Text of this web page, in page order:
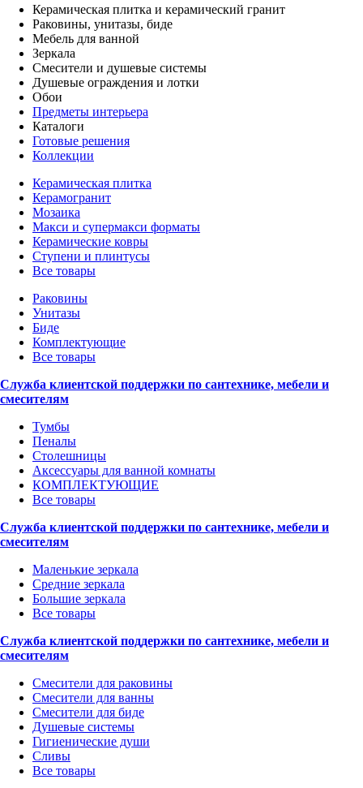
Керамическая плитка и керамический гранит
Раковины, унитазы, биде
Мебель для ванной
Зеркала
Смесители и душевые системы
Душевые ограждения и лотки
Обои
Предметы интерьера
Каталоги
Готовые решения
Коллекции
Керамическая плитка
Керамогранит
Мозаика
Макси и супермакси форматы
Керамические ковры
Ступени и плинтусы
Все товары
Раковины
Унитазы
Биде
Комплектующие
Все товары
Служба клиентской поддержки по сантехнике, мебели и
смесителям
Тумбы
Пеналы
Столешницы
Аксессуары для ванной комнаты
КОМПЛЕКТУЮЩИЕ
Все товары
Служба клиентской поддержки по сантехнике, мебели и
смесителям
Маленькие зеркала
Средние зеркала
Большие зеркала
Все товары
Служба клиентской поддержки по сантехнике, мебели и
смесителям
Смесители для раковины
Смесители для ванны
Смесители для биде
Душевые системы
Гигиенические души
Сливы
Все товары